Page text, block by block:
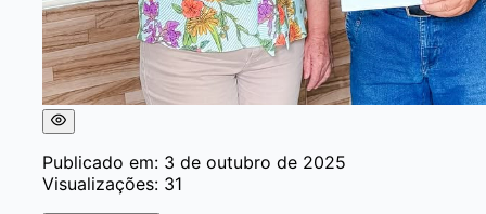
Publicado em: 3 de outubro de 2025
Visualizações: 31